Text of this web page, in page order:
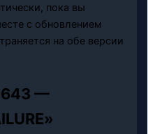
пока вы
с обновлением
на обе версии
—